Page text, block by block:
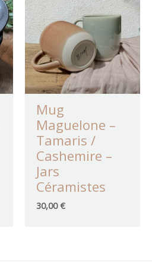
Mug
Maguelone –
Tamaris /
Cashemire –
Jars
Céramistes
30,00€